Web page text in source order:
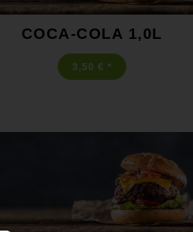
COCA-COLA 1,0L
3,50 € *